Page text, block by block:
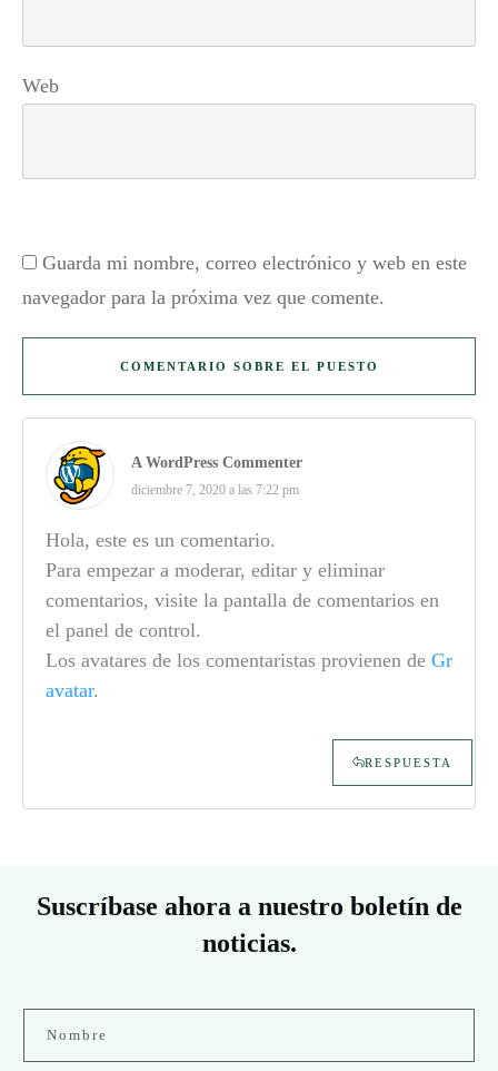
Web
Guarda mi nombre, correo electrónico y web en este
navegador para la próxima vez que comente.
COMENTARIO SOBRE EL PUESTO
A WordPress Commenter
diciembre 7, 2020 a las 7:22 pm
Hola, este es un comentario.
Para empezar a moderar, editar y eliminar
comentarios, visite la pantalla de comentarios en
el panel de control.
Los avatares de los comentaristas provienen de Gr
avatar.
RESPUESTA
Suscríbase ahora a nuestro boletín de
noticias.